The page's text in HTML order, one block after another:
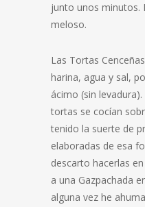
junto unos minutos.
meloso.
Las Tortas
harina, agua y sal,
ácimo (sin
tortas se cocían
tenido la suerte de
elaboradas de esa
descarto hacerlas
a una Gazpachada
alguna vez he